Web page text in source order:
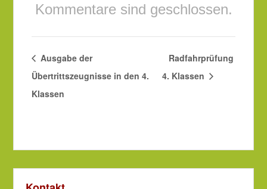
Kommentare sind geschlossen.
Ausgabe der
Übertrittszeugnisse in den 4.
Klassen
Radfahrprüfung
4. Klassen